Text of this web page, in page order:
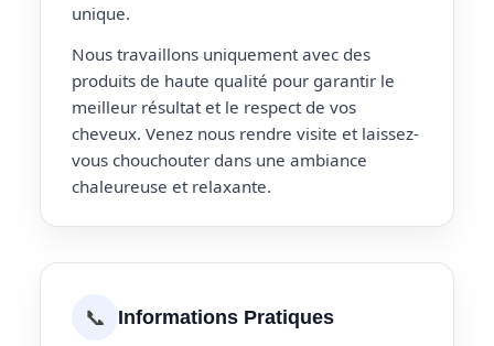
unique.
Nous travaillons uniquement avec des
produits de haute qualité pour garantir le
meilleur résultat et le respect de vos
cheveux. Venez nous rendre visite et laissez-
vous chouchouter dans une ambiance
chaleureuse et relaxante.
📞 Informations Pratiques